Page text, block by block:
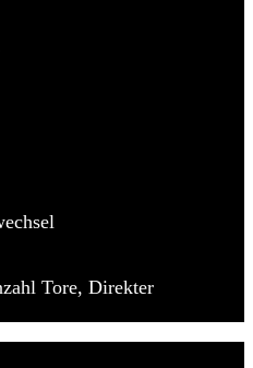
Tore, Direkter